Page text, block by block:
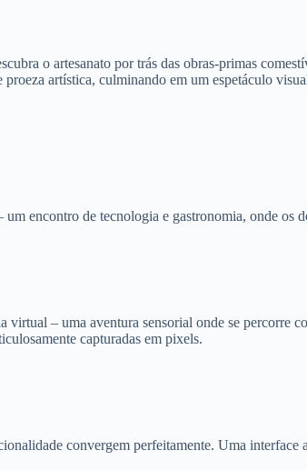
o artesanato por trás das obras-primas
artística, culminando em um espetáculo
um encontro de tecnologia e gastronomia, onde os
– uma aventura sensorial onde se percorre
capturadas em pixels.
convergem perfeitamente. Uma